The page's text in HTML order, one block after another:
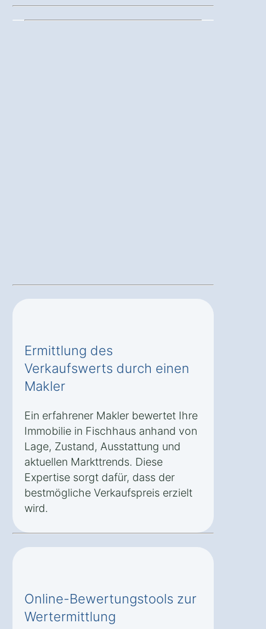
Ermittlung des
Verkaufswerts durch einen
Makler
Ein erfahrener Makler bewertet Ihre
Immobilie in Fischhaus anhand von
Lage, Zustand, Ausstattung und
aktuellen Markttrends. Diese
Expertise sorgt dafür, dass der
bestmögliche Verkaufspreis erzielt
wird.
Online-Bewertungstools zur
Wertermittlung